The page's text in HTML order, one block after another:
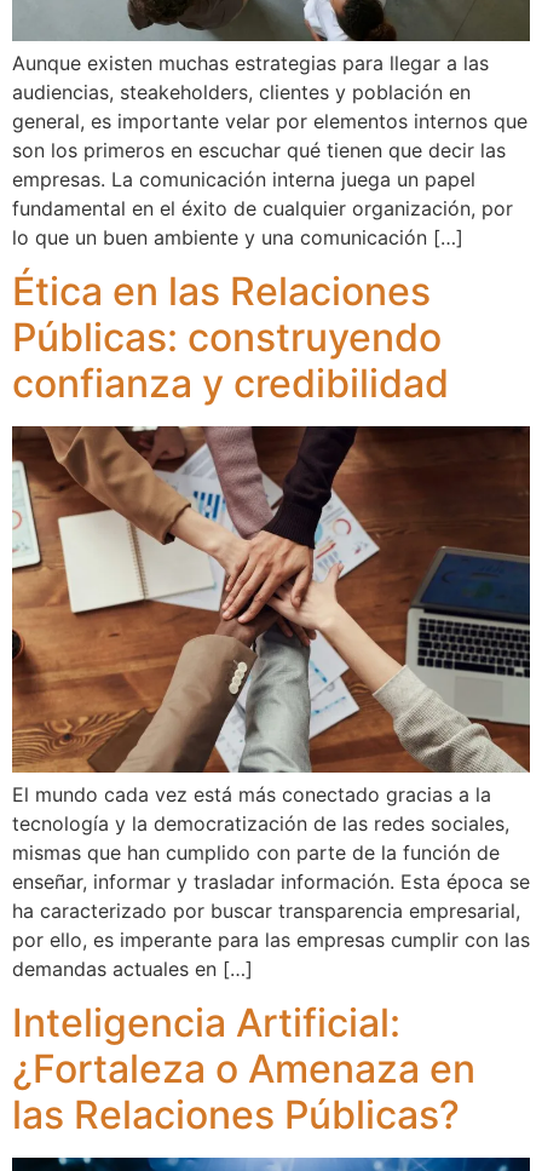
Aunque existen muchas estrategias para llegar a las
audiencias, steakeholders, clientes y población en
general, es importante velar por elementos internos que
son los primeros en escuchar qué tienen que decir las
empresas. La comunicación interna juega un papel
fundamental en el éxito de cualquier organización, por
lo que un buen ambiente y una comunicación […]
Ética en las Relaciones
Públicas: construyendo
confianza y credibilidad
El mundo cada vez está más conectado gracias a la
tecnología y la democratización de las redes sociales,
mismas que han cumplido con parte de la función de
enseñar, informar y trasladar información. Esta época se
ha caracterizado por buscar transparencia empresarial,
por ello, es imperante para las empresas cumplir con las
demandas actuales en […]
Inteligencia Artificial:
¿Fortaleza o Amenaza en
las Relaciones Públicas?